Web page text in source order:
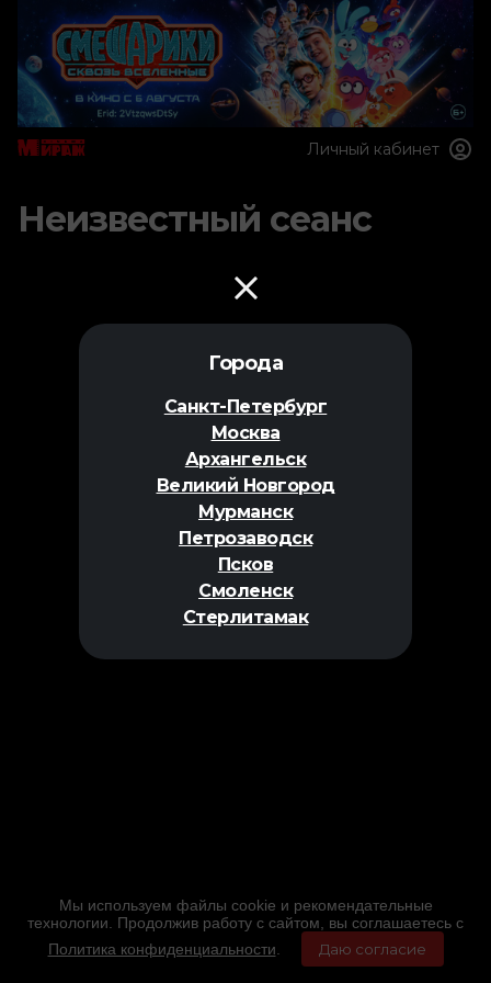
Города
Санкт-Петербург
Москва
Архангельск
Великий Новгород
Мурманск
Петрозаводск
Псков
Смоленск
Стерлитамак
Личный кабинет
Неизвестный сеанс
Мы используем файлы cookie и рекомендательные
технологии. Продолжив работу с сайтом, вы соглашаетесь с
Политика конфиденциальности
Даю согласие